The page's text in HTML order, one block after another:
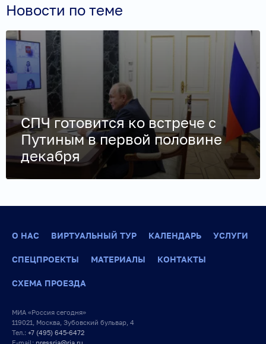
Новости по теме
СПЧ готовится ко встрече с
Путиным в первой половине
декабря
О НАС ВИРТУАЛЬНЫЙ ТУР КАЛЕНДАРЬ УСЛУГИ
СПЕЦПРОЕКТЫ МАТЕРИАЛЫ КОНТАКТЫ
СХЕМА ПРОЕЗДА
МИА «Россия сегодня»
119021, Москва, Зубовский бульвар, 4
Тел.: +7 (495) 645-6472